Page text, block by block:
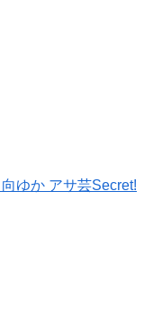
ゆか アサ芸Secret!